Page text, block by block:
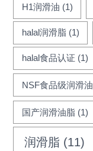
H1润滑油 (1)
halal润滑脂 (1)
halal食品认证 (1)
NSF食品级润滑油
国产润滑油脂 (1)
润滑脂 (11)